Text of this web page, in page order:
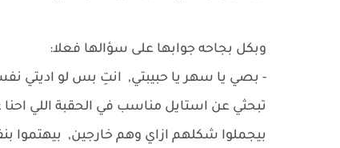
وبكل بجاحه جوابها على سؤالها فعلا:
- بصي يا سهر يا حبيبتي, انتِ بس لو اديتي
تبحثي عن استايل مناسب في الحقبة اللي
بيجملوا شكلهم ازاي وهم خارجين, بيهتموا